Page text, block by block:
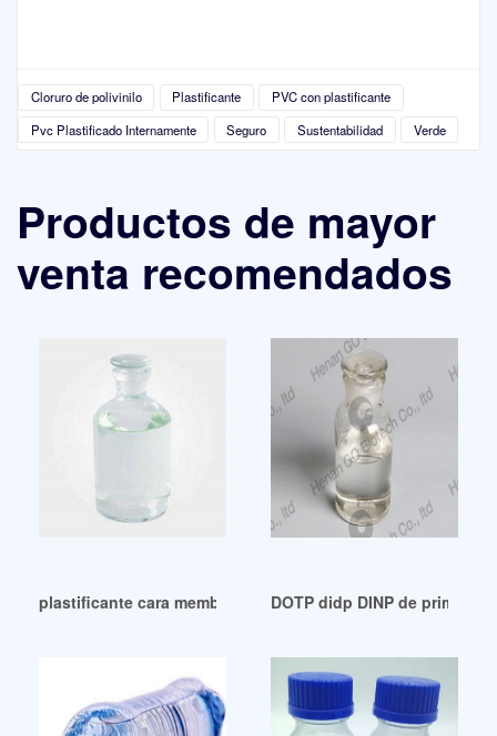
Cloruro de polivinilo Plastificante
PVC con plastificante
Pvc Plastificado Internamente
Seguro Sustentabilidad Verde
Productos de mayor
venta recomendados
plastificante cara membuat dop pvc MéxicoDOTP didp DINP de primera